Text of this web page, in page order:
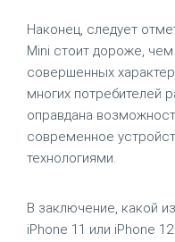
Наконец, следует
Mini стоит дороже,
совершенных
многих потребителей
оправдана
современное
технологиями.
В заключение, какой
iPhone 11 или iPhone